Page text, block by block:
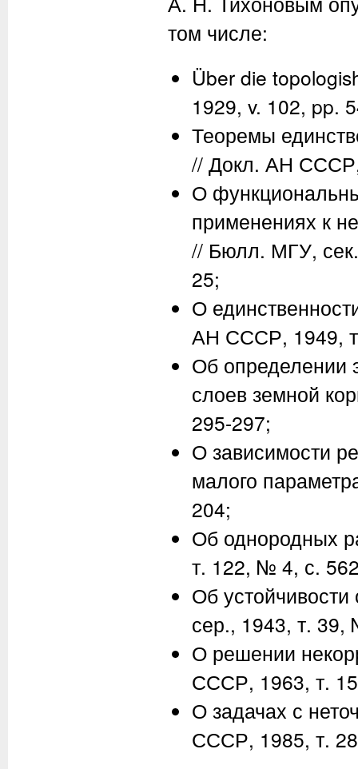
том числе:
Über die
1929, v. 102, pp.
Теоремы
// Докл. АН
О
применениях к
// Бюлл. МГУ,
25;
О
АН СССР, 1949,
Об определении
слоев земной
295-297;
О зависимости
малого
204;
Об однородных
т. 122, № 4, с.
Об
сер., 1943, т.
О решении
СССР, 1963, т.
О задачах с
СССР, 1985, т.